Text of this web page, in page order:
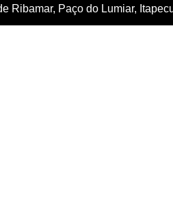
Ribamar, Paço do Lumiar,